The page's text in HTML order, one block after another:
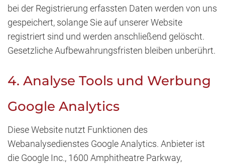
bei der Registrierung erfassten Daten werden von uns
gespeichert, solange Sie auf unserer Website
registriert sind und werden anschließend gelöscht.
Gesetzliche Aufbewahrungsfristen bleiben unberührt.
4. Analyse Tools und Werbung
Google Analytics
Diese Website nutzt Funktionen des
Webanalysedienstes Google Analytics. Anbieter ist
die Google Inc., 1600 Amphitheatre Parkway,